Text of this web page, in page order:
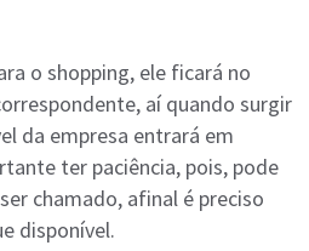
o shopping, ele ficará no
aí quando surgir
da empresa entrará em
ter paciência, pois, pode
chamado, afinal é preciso
disponível.